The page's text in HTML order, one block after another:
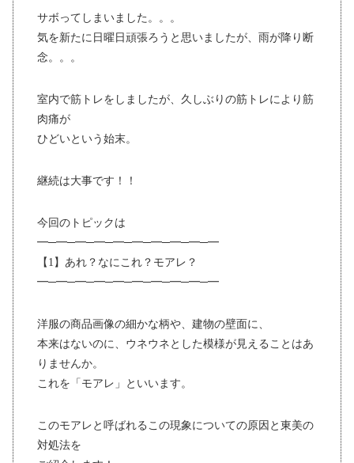
サボってしまいました。。。
気を新たに日曜日頑張ろうと思いましたが、雨が降り断
念。。。
室内で筋トレをしましたが、久しぶりの筋トレにより筋
肉痛が
ひどいという始末。
継続は大事です！！
今回のトピックは
━─━─━─━─━─━─━─━─━─━
【1】あれ？なにこれ？モアレ？
━─━─━─━─━─━─━─━─━─━
洋服の商品画像の細かな柄や、建物の壁面に、
本来はないのに、ウネウネとした模様が見えることはあ
りませんか。
これを「モアレ」といいます。
このモアレと呼ばれるこの現象についての原因と東美の
対処法を